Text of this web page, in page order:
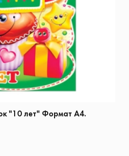
"10 лет" Формат А4.